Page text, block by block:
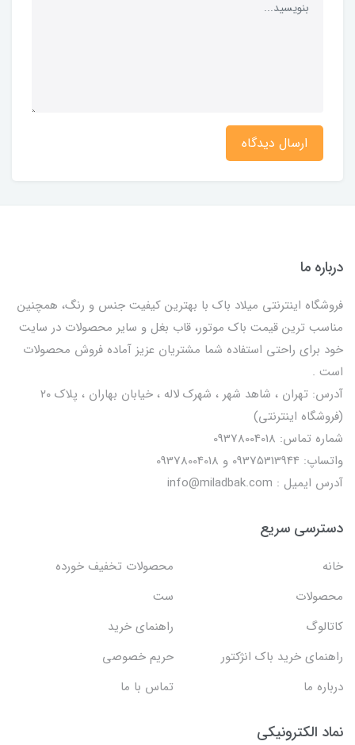
ارسال دیدگاه
درباره ما
فروشگاه اینترنتی میلاد باک با بهترین کیفیت جنس و رنگ، همچنین
مناسب ترین قیمت باک موتور، قاب بغل و سایر محصولات در سایت
خود برای راحتی استفاده شما مشتریان عزیز آماده فروش محصولات
است .
آدرس: تهران ، شاهد شهر ، شهرک لاله ، خیابان بهاران ، پلاک ۲۰
(فروشگاه اینترنتی)
شماره تماس: 09378004018
واتساپ: 09375313944 و 09378004018
آدرس ایمیل : info@miladbak.com
دسترسی سریع
خانه
محصولات تخفیف خورده
محصولات
ست
کاتالوگ
راهنمای خرید
راهنمای خرید باک انژکتور
حریم خصوصی
درباره ما
تماس با ما
نماد الکترونیکی